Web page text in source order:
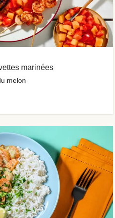
marinées
melon